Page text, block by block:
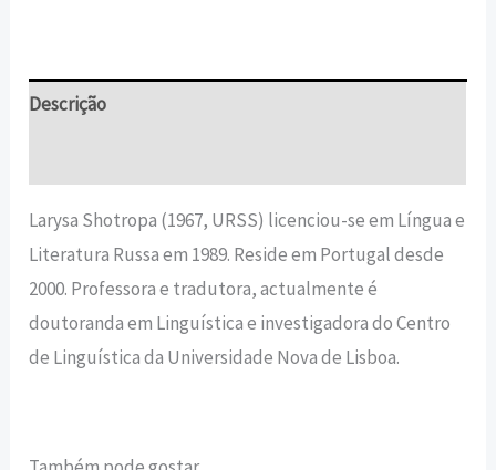
Descrição
Larysa Shotropa (1967, URSS) licenciou-se em Língua e
Literatura Russa em 1989. Reside em Portugal desde
2000. Professora e tradutora, actualmente é
doutoranda em Linguística e investigadora do Centro
de Linguística da Universidade Nova de Lisboa.